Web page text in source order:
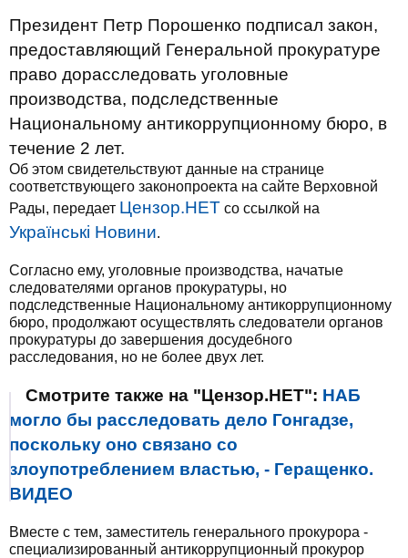
Президент Петр Порошенко подписал закон,
предоставляющий Генеральной прокуратуре
право дорасследовать уголовные
производства, подследственные
Национальному антикоррупционному бюро, в
течение 2 лет.
Об этом свидетельствуют данные на странице
соответствующего законопроекта на сайте Верховной
Рады, передает Цензор.НЕТ со ссылкой на
Українські Новини.
Согласно ему, уголовные производства, начатые
следователями органов прокуратуры, но
подследственные Национальному антикоррупционному
бюро, продолжают осуществлять следователи органов
прокуратуры до завершения досудебного
расследования, но не более двух лет.
Смотрите также на "Цензор.НЕТ": НАБ
могло бы расследовать дело Гонгадзе,
поскольку оно связано со
злоупотреблением властью, - Геращенко.
ВИДЕО
Вместе с тем, заместитель генерального прокурора -
специализированный антикоррупционный прокурор